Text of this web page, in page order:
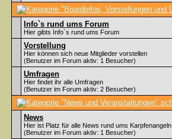
Info`s rund ums Forum
Hier gibts Info`s rund ums Forum
Vorstellung
Hier können sich neue Mitglieder vorstellen
(Benutzer im Forum aktiv: 1 Besucher)
Umfragen
Hier findet ihr alle Umfragen
(Benutzer im Forum aktiv: 2 Besucher)
News
Hier ist Platz für alle News rund ums Karpfenangeln
(Benutzer im Forum aktiv: 1 Besucher)